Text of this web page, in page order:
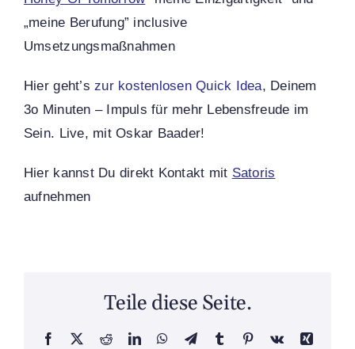
„meine Berufung” inclusive
Umsetzungsmaßnahmen
Hier geht’szur kostenlosen Quick Idea, Deinem
3o Minuten – Impuls für mehr Lebensfreude im
Sein. Live, mit Oskar Baader!
Hier kannst Du direkt Kontakt mit Satoris
aufnehmen
Teile diese Seite.
Facebook RedditLinkedInWhatsApp
TelegramTumblr Pinterest
Vk
Xing